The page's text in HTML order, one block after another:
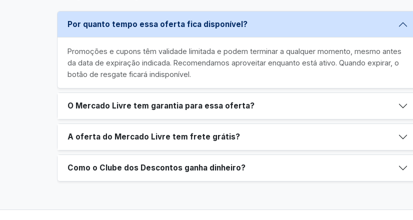
Por quanto tempo essa oferta fica disponível?
Promoções e cupons têm validade limitada e podem terminar a qualquer momento, mesmo antes
da data de expiração indicada. Recomendamos aproveitar enquanto está ativo. Quando expirar, o
botão de resgate ficará indisponível.
O Mercado Livre tem garantia para essa oferta?
A oferta do Mercado Livre tem frete grátis?
Como o Clube dos Descontos ganha dinheiro?